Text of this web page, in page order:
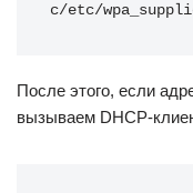
c/etc/
После этого, если
вызываем DHCP-